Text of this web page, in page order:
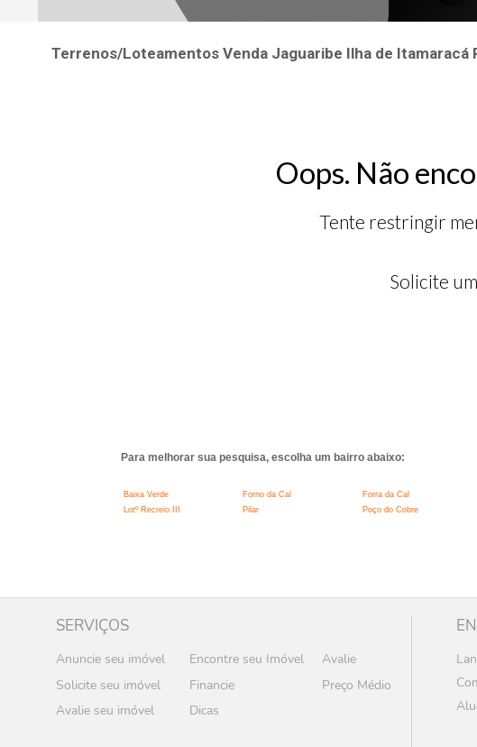
Terrenos/Loteamentos Venda Jaguaribe Ilha de Itamaracá
Oops. Não
Tente restringir
Solicite
Para melhorar sua pesquisa, escolha um bairro abaixo:
Baixa Verde Forno da Cal Forra da Cal
Lotº Recreio III
Pilar Poço do Cobre
SERVIÇOS
Anuncie seu imóvel Encontre seu Imóvel
Avalie
Solicite seu imóvel
Financie
Preço Médio
Avalie seu imóvel
Dicas